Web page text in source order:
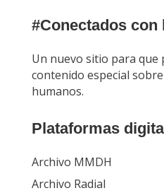
#Conectados con
Un nuevo sitio para que
contenido especial
humanos.
Plataformas
Archivo MMDH
Archivo Radial